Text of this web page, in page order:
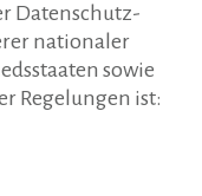
Datenschutz-
nationaler
sowie
Regelungen ist: